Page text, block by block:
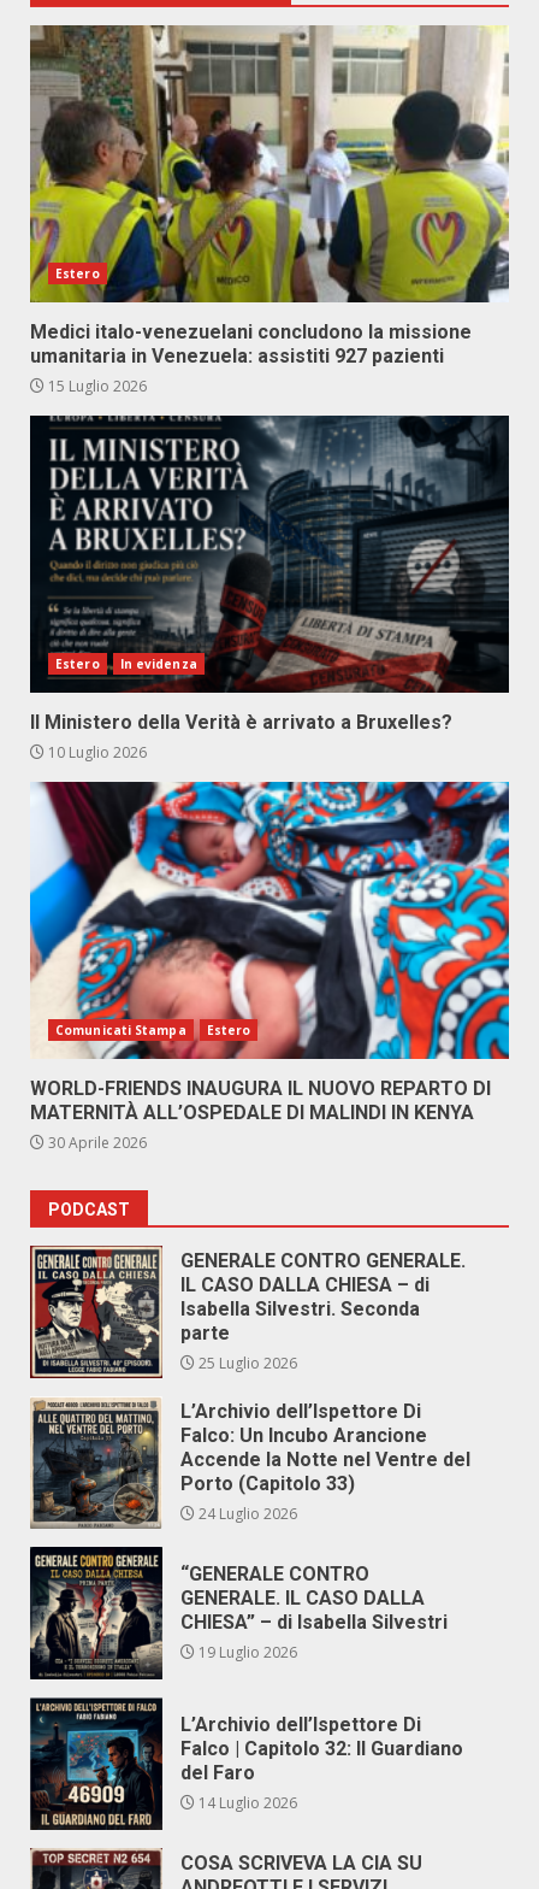
Estero
Medici italo-venezuelani concludono la missione
umanitaria in Venezuela: assistiti 927 pazienti
15 Luglio 2026
Estero In evidenza
Il Ministero della Verità è arrivato a Bruxelles?
10 Luglio 2026
Comunicati Stampa Estero
WORLD-FRIENDS INAUGURA IL NUOVO REPARTO DI
MATERNITÀ ALL’OSPEDALE DI MALINDI IN KENYA
30 Aprile 2026
PODCAST
GENERALE CONTRO GENERALE.
IL CASO DALLA CHIESA – di
Isabella Silvestri. Seconda
parte
25 Luglio 2026
L’Archivio dell’Ispettore Di
Falco: Un Incubo Arancione
Accende la Notte nel Ventre del
Porto (Capitolo 33)
24 Luglio 2026
“GENERALE CONTRO
GENERALE. IL CASO DALLA
CHIESA” – di Isabella Silvestri
19 Luglio 2026
L’Archivio dell’Ispettore Di
Falco | Capitolo 32: Il Guardiano
del Faro
14 Luglio 2026
COSA SCRIVEVA LA CIA SU